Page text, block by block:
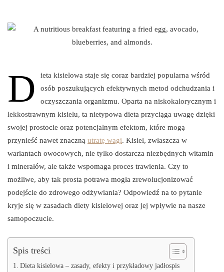
D
ieta kisielowa staje się coraz bardziej popularna wśród
osób poszukujących efektywnych metod odchudzania i
oczyszczania organizmu. Oparta na niskokalorycznym i
lekkostrawnym kisielu, ta nietypowa dieta przyciąga uwagę dzięki
swojej prostocie oraz potencjalnym efektom, które mogą
przynieść nawet znaczną utratę wagi. Kisiel, zwłaszcza w
wariantach owocowych, nie tylko dostarcza niezbędnych witamin
i minerałów, ale także wspomaga proces trawienia. Czy to
możliwe, aby tak prosta potrawa mogła zrewolucjonizować
podejście do zdrowego odżywiania? Odpowiedź na to pytanie
kryje się w zasadach diety kisielowej oraz jej wpływie na nasze
samopoczucie.
Spis treści
Dieta kisielowa – zasady, efekty i przykładowy jadłospis